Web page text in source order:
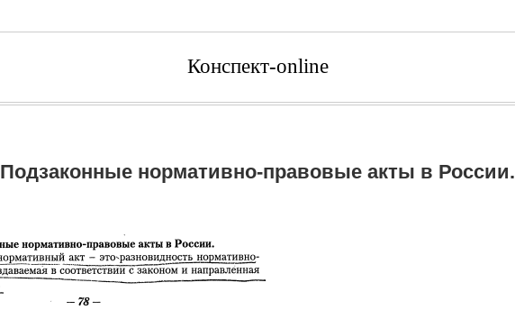
Конспект-online
Подзаконные нормативно-правовые акты в России.